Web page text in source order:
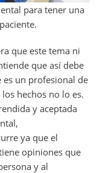
para tener una
que este tema ni
que así debe
un profesional de
hechos no lo es.
y aceptada
ya que el
opiniones que
y al